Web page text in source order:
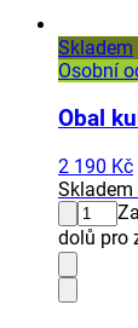
Skladem
Osobní
Obal
2 190 Kč
Skladem
dolů pro